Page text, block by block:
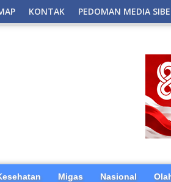
KONTAK PEDOMAN MEDIA
Migas Nasional